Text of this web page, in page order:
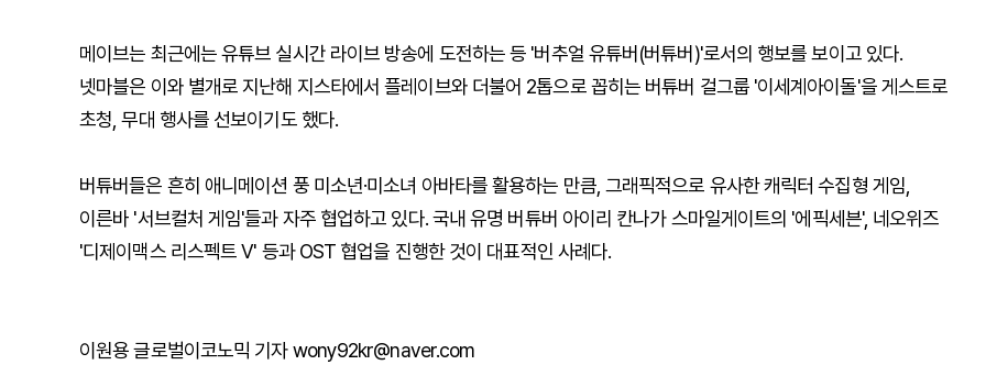
메이브는 최근에는 유튜브 실시간 라이브 방송에 도전하는 등 '버추얼 유튜버(버튜버)'로서의 행보를 보이고 있다.
넷마블은 이와 별개로 지난해 지스타에서 플레이브와 더불어 2톱으로 꼽히는 버튜버 걸그룹 '이세계아이돌'을 게스트로
초청, 무대 행사를 선보이기도 했다.
버튜버들은 흔히 애니메이션 풍 미소년·미소녀 아바타를 활용하는 만큼, 그래픽적으로 유사한 캐릭터 수집형 게임,
이른바 '서브컬처 게임'들과 자주 협업하고 있다. 국내 유명 버튜버 아이리 칸나가 스마일게이트의 '에픽세븐', 네오위즈
'디제이맥스 리스펙트 V' 등과 OST 협업을 진행한 것이 대표적인 사례다.
이원용 글로벌이코노믹 기자 wony92kr@naver.com